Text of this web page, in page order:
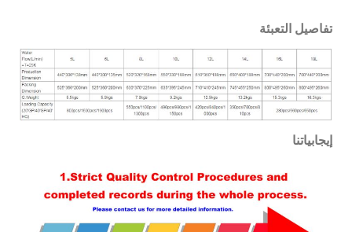
تفاصيل التعبئة
إيجابياتنا